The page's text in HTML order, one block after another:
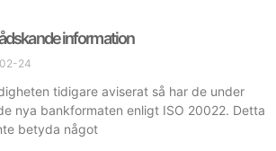
information
24
tidigare aviserat så har de under
nya bankformaten enligt ISO 20022. Detta
betyda något